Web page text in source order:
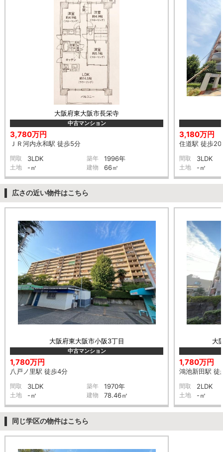
大阪府東大阪市長栄寺
中古マンション
3,780万円
ＪＲ河内永和駅 徒歩5分
間取 3LDK 築年 1996年
土地 -㎡ 建物 66㎡
3,180万円
住道駅 徒歩20
間取 3LDK
土地 -㎡
広さの近い物件はこちら
大阪府東大阪市小阪3丁目
中古マンション
1,780万円
八戸ノ里駅 徒歩4分
間取 3LDK 築年 1970年
土地 -㎡ 建物 78.46㎡
大
1,780万円
鴻池新田駅 徒
間取 2LDK
土地 -㎡
同じ学区の物件はこちら